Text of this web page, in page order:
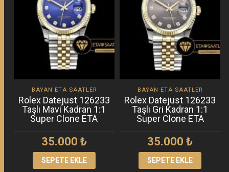
BAYAN ETA SAATLER
Rolex Datejust 126233
Taşlı Mavi Kadran 1:1
Super Clone ETA
35.000 ₺
SEPETE EKLE
BAYAN ETA SAATLER
Rolex Datejust 126233
Taşlı Gri Kadran 1:1
Super Clone ETA
35.000₺
SEPETE EKLE